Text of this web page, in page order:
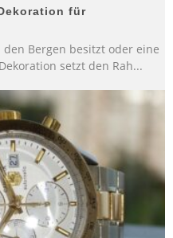
für
Bergen besitzt oder eine
setzt den Rah...